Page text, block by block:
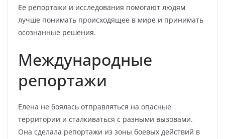
Ее репортажи и исследования помогают людям
лучше понимать происходящее в мире и принимать
осознанные решения.
Международные
репортажи
Елена не боялась отправляться на опасные
территории и сталкиваться с разными вызовами.
Она сделала репортажи из зоны боевых действий в